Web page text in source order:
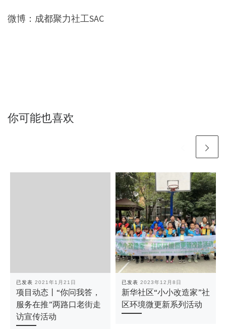
微博：成都聚力社工SAC
你可能也喜欢
已发表 2021年1月21日
项目动态丨“你问我答，
服务在推”两路口老街走
访宣传活动
已发表 2023年12月8日
新华社区“小小改造家”社
区环境微更新系列活动